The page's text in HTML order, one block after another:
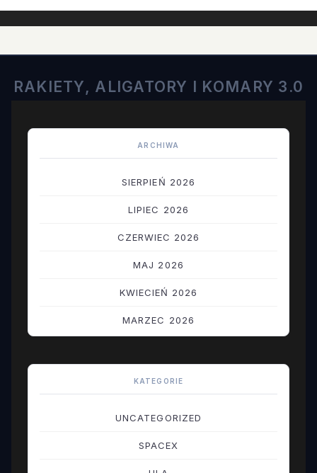
RAKIETY, ALIGATORY I KOMARY 3.0
ARCHIWA
SIERPIEŃ 2026
LIPIEC 2026
CZERWIEC 2026
MAJ 2026
KWIECIEŃ 2026
MARZEC 2026
STYCZEŃ 2026
KATEGORIE
UNCATEGORIZED
SPACEX